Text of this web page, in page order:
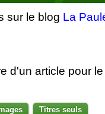
sur le blog La
d'un article pour
Titres seuls